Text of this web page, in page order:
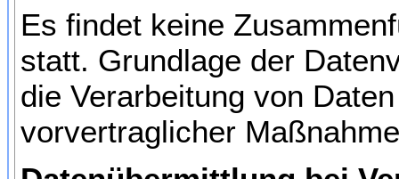
Es findet keine
statt. Grundlage der
die Verarbeitung von
vorvertraglicher